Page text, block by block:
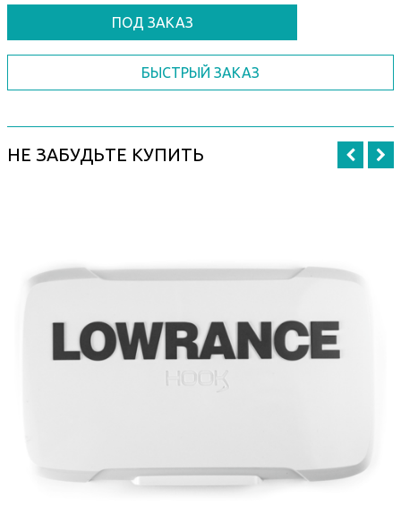
ПОД ЗАКАЗ
БЫСТРЫЙ ЗАКАЗ
НЕ ЗАБУДЬТЕ КУПИТЬ